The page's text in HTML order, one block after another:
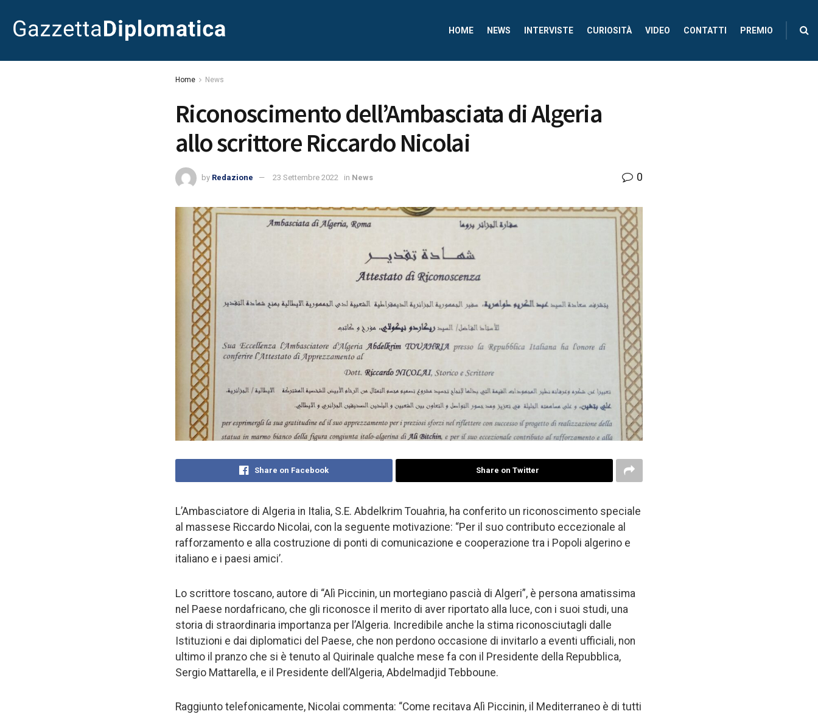
HOME NEWS INTERVISTE CURIOSITÀ VIDEO CONTATTI PREMIO
Home News
Riconoscimento dell’Ambasciata di Algeria
allo scrittore Riccardo Nicolai
by Redazione 23 Settembre 2022 in News 0
Share on Facebook Share on Twitter
L’Ambasciatore di Algeria in Italia, S.E. Abdelkrim Touahria, ha conferito un riconoscimento speciale
al massese Riccardo Nicolai, con la seguente motivazione: “Per il suo contributo eccezionale al
rafforzamento e alla costruzione di ponti di comunicazione e cooperazione tra i Popoli algerino e
italiano e i paesi amici’.
Lo scrittore toscano, autore di “Alì Piccinin, un mortegiano pascià di Algeri”, è persona amatissima
nel Paese nordafricano, che gli riconosce il merito di aver riportato alla luce, con i suoi studi, una
storia di straordinaria importanza per l’Algeria. Incredibile anche la stima riconosciutagli dalle
Istituzioni e dai diplomatici del Paese, che non perdono occasione di invitarlo a eventi ufficiali, non
ultimo il pranzo che si è tenuto al Quirinale qualche mese fa con il Presidente della Repubblica,
Sergio Mattarella, e il Presidente dell’Algeria, Abdelmadjid Tebboune.
Raggiunto telefonicamente, Nicolai commenta: “Come recitava Alì Piccinin, il Mediterraneo è di tutti